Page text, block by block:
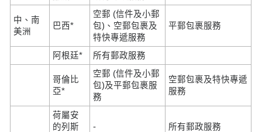
中、南
美洲
巴西*
空郵 (信件及小郵
包)、空郵包裹及
特快專遞服務
平郵包裹服務
阿根廷* 所有郵政服務
哥倫比
亞*
空郵 (信件及小郵
包)及平郵包裹服
務
空郵包裹及特快專遞
服務
荷屬安
的列斯
- 所有郵政服務